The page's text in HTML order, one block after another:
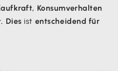
Konsumverhalten
Dies ist entscheidend für